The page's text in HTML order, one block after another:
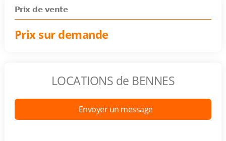
Prix de vente
Prix sur demande
LOCATIONS de BENNES
Envoyer un message